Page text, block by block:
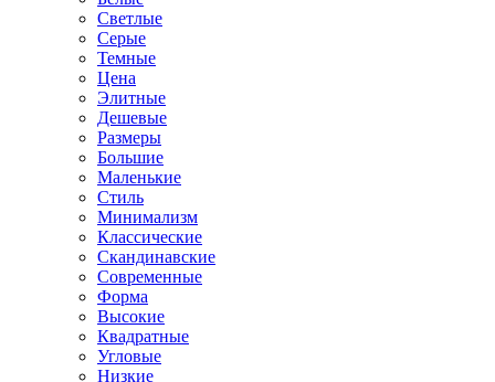
Светлые
Серые
Темные
Цена
Элитные
Дешевые
Размеры
Большие
Маленькие
Стиль
Минимализм
Классические
Скандинавские
Современные
Форма
Высокие
Квадратные
Угловые
Низкие